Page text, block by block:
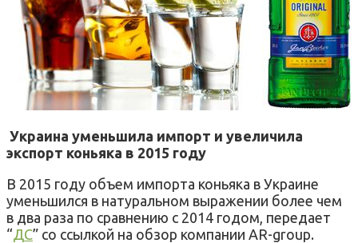
Украина уменьшила импорт и увеличила
экспорт коньяка в 2015 году
В 2015 году объем импорта коньяка в Украине
уменьшился в натуральном выражении более чем
в два раза по сравнению с 2014 годом, передает
“ ДС” со ссылкой на обзор компании AR-group.